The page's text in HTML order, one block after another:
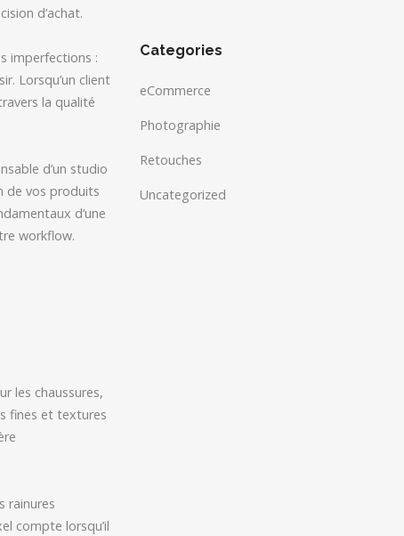
d’achat.
imperfections :
Lorsqu’un client
la qualité
d’un studio
de vos produits
d’une
workflow.
les chaussures,
fines et textures
rainures
compte lorsqu’il
Categories
eCommerce
Photographie
Retouches
Uncategorized